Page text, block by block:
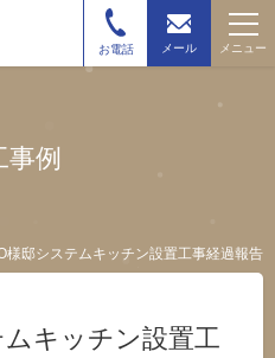
お電話 メール メニュー
事例
様邸システムキッチン設置工事経過報告
キッチン設置工